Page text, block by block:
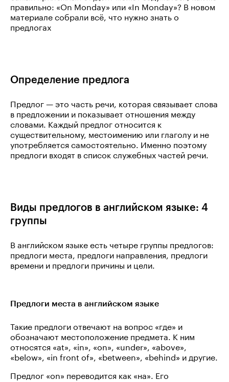
правильно: «On Monday» или «In Monday»? В новом
материале собрали всё, что нужно знать о
предлогах
Определение предлога
Предлог — это часть речи, которая связывает слова
в предложении и показывает отношения между
словами. Каждый предлог относится к
существительному, местоимению или глаголу и не
употребляется самостоятельно. Именно поэтому
предлоги входят в список служебных частей речи.
Виды предлогов в английском языке: 4
группы
В английском языке есть четыре группы предлогов:
предлоги места, предлоги направления, предлоги
времени и предлоги причины и цели.
Предлоги места в английском языке
Такие предлоги отвечают на вопрос «где» и
обозначают местоположение предмета. К ним
относятся «at», «in», «on», «under», «above»,
«below», «in front of», «between», «behind» и другие.
Предлог «on» переводится как «на». Его